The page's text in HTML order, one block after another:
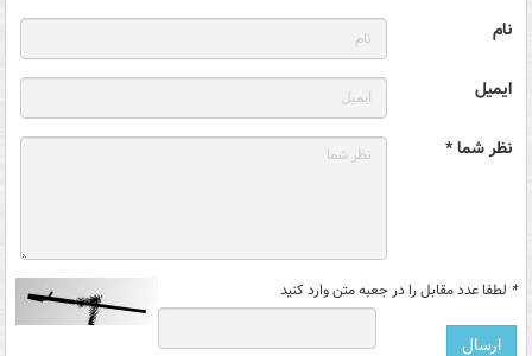
نام
ایمیل
نظر شما *
* لطفا عدد مقابل را در جعبه متن وارد کنید